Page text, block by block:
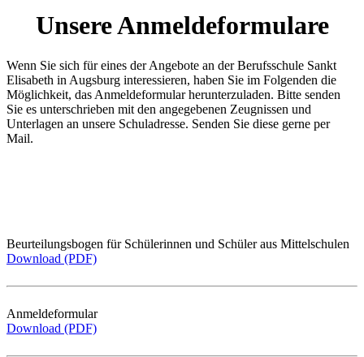
Unsere Anmeldeformulare
Wenn Sie sich für eines der Angebote an der Berufsschule Sankt
Elisabeth in Augsburg interessieren, haben Sie im Folgenden die
Möglichkeit, das Anmeldeformular herunterzuladen. Bitte senden
Sie es unterschrieben mit den angegebenen Zeugnissen und
Unterlagen an unsere Schuladresse. Senden Sie diese gerne per
Mail.
Beurteilungsbogen für Schülerinnen und Schüler aus Mittelschulen
Download (PDF)
Anmeldeformular
Download (PDF)